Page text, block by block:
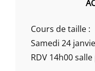
Cours de taille :
Samedi 24
RDV 14h00